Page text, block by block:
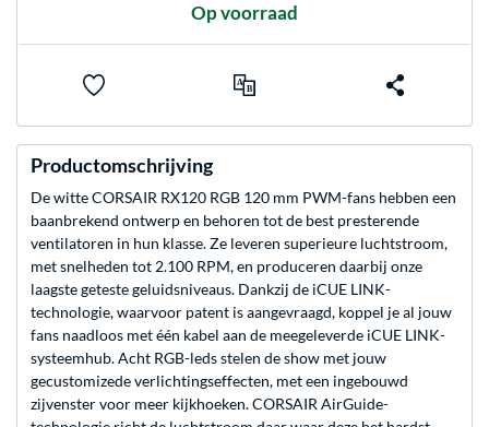
Op voorraad
Productomschrijving
De witte CORSAIR RX120 RGB 120 mm PWM-fans hebben een
baanbrekend ontwerp en behoren tot de best presterende
ventilatoren in hun klasse. Ze leveren superieure luchtstroom,
met snelheden tot 2.100 RPM, en produceren daarbij onze
laagste geteste geluidsniveaus. Dankzij de iCUE LINK-
technologie, waarvoor patent is aangevraagd, koppel je al jouw
fans naadloos met één kabel aan de meegeleverde iCUE LINK-
systeemhub. Acht RGB-leds stelen de show met jouw
gecustomizede verlichtingseffecten, met een ingebouwd
zijvenster voor meer kijkhoeken. CORSAIR AirGuide-